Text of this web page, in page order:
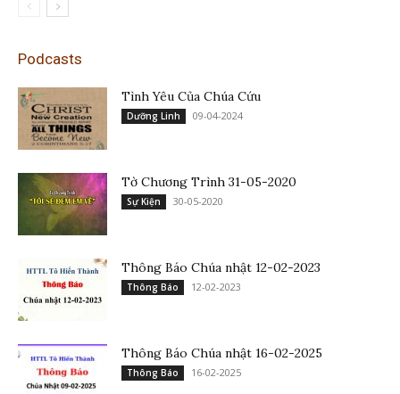
Podcasts
Tình Yêu Của Chúa Cứu
Dưỡng Linh 09-04-2024
Tờ Chương Trình 31-05-2020
Sự Kiện 30-05-2020
Thông Báo Chúa nhật 12-02-2023
Thông Báo 12-02-2023
Thông Báo Chúa nhật 16-02-2025
Thông Báo 16-02-2025